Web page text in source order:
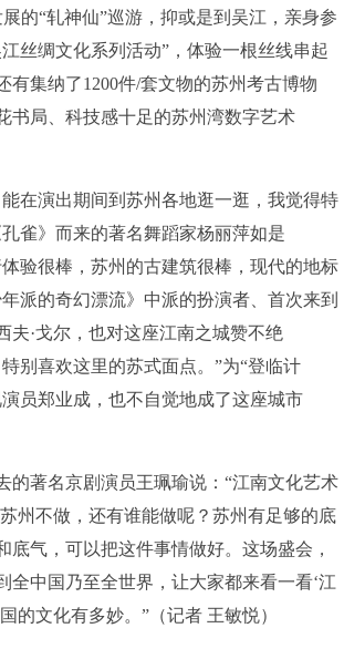
的“轧神仙”巡游，抑或是到吴江，亲身参
丝绸文化系列活动”，体验一根丝线串起
有集纳了1200件/套文物的苏州考古博物
书局、科技感十足的苏州湾数字艺术
演出期间到苏州各地逛一逛，我觉得特
雀》而来的著名舞蹈家杨丽萍如是
验很棒，苏州的古建筑很棒，现代的地标
派的奇幻漂流》中派的扮演者、首次来到
夫·戈尔，也对这座江南之城赞不绝
别喜欢这里的苏式面点。”为“登临计
员郑业成，也不自觉地成了这座城市
著名京剧演员王珮瑜说：“江南文化艺术
州不做，还有谁能做呢？苏州有足够的底
底气，可以把这件事情做好。这场盛会，
全中国乃至全世界，让大家都来看一看‘江
的文化有多妙。”（记者 王敏悦）